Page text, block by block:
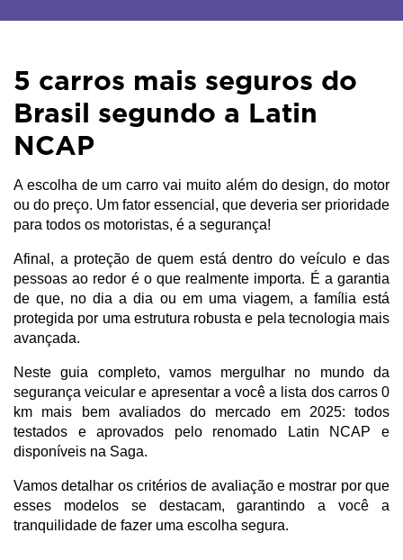
5 carros mais seguros do
Brasil segundo a Latin
NCAP
A escolha de um carro vai muito além do design, do motor
ou do preço. Um fator essencial, que deveria ser prioridade
para todos os motoristas, é a segurança!
Afinal, a proteção de quem está dentro do veículo e das
pessoas ao redor é o que realmente importa. É a garantia
de que, no dia a dia ou em uma viagem, a família está
protegida por uma estrutura robusta e pela tecnologia mais
avançada.
Neste guia completo, vamos mergulhar no mundo da
segurança veicular e apresentar a você a lista dos carros 0
km mais bem avaliados do mercado em 2025: todos
testados e aprovados pelo renomado Latin NCAP e
disponíveis na Saga.
Vamos detalhar os critérios de avaliação e mostrar por que
esses modelos se destacam, garantindo a você a
tranquilidade de fazer uma escolha segura.